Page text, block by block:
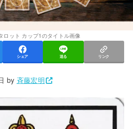
ロット カップ1のタイトル画像
シェア 送る リンク
by 斉藤宏明